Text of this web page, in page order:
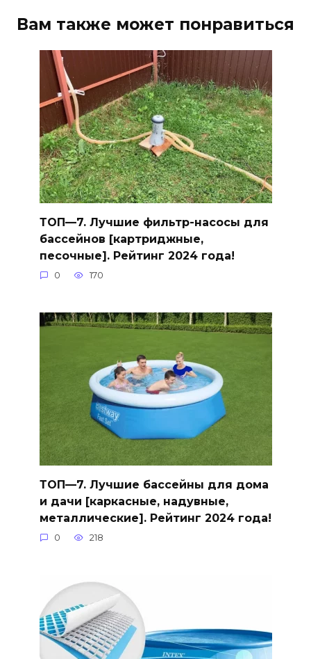
Вам также может понравиться
ТОП—7. Лучшие фильтр-насосы для
бассейнов [картриджные,
песочные]. Рейтинг 2024 года!
0 170
ТОП—7. Лучшие бассейны для дома
и дачи [каркасные, надувные,
металлические]. Рейтинг 2024 года!
0 218